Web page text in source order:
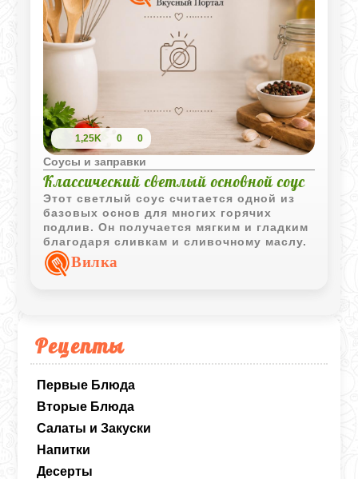
Рецепты
Первые Блюда
Вторые Блюда
Салаты и Закуски
Напитки
Десерты
1,25K 0 0
Соусы и заправки
Классический светлый основной соус
Этот светлый соус считается одной из
базовых основ для многих горячих
подлив. Он получается мягким и гладким
благодаря сливкам и сливочному маслу.
Вилка